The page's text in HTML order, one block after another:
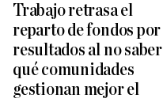
Trabajo retrasa el
reparto de fondos por
resultados al no saber
qué comunidades
gestionan mejor el